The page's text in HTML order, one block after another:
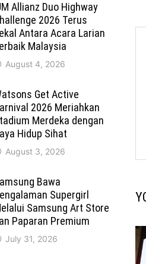
Allianz Duo Highway
2026 Terus
Antara Acara Larian
Malaysia
August 4, 2026
Get Active
2026 Meriahkan
Merdeka dengan
Hidup Sihat
August 3, 2026
Bawa
Supergirl
Samsung Art Store
Paparan Premium
July 31, 2026